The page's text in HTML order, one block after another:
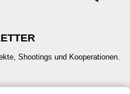
Shootings und Kooperationen.